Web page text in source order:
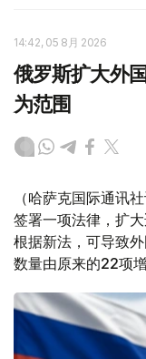
14:42, 05 8月 2026
俄罗斯扩大外
为范围
（哈萨克国际通讯
签署一项法律，扩
根据新法，可导致
数量由原来的22项